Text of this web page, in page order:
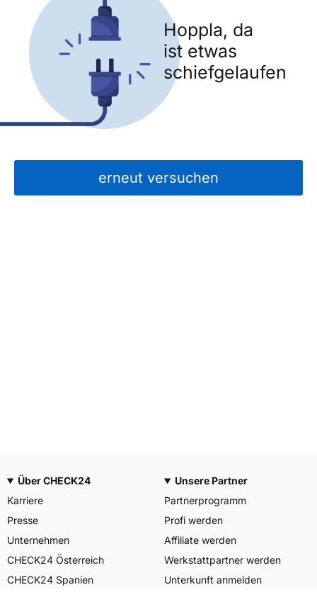
Hoppla, da
ist etwas
schiefgelaufen
erneut versuchen
Über CHECK24
Karriere
Presse
Unternehmen
CHECK24 Österreich
CHECK24 Spanien
Unsere Partner
Partnerprogramm
Profi werden
Affiliate werden
Werkstattpartner werden
Unterkunft anmelden